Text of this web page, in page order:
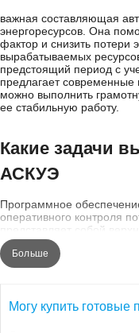
важная составляющая
энергоресурсов. Она
фактор и снизить потери
вырабатываемых
предстоящий период с
предлагает
можно выполнить
ее стабильную работу.
Какие задачи
АСКУЭ
Программное
оперативного контроля
представляет собой
совместно с нижним, к
другие аппаратные
передачи данных (УСПД)
информации. Сюда
включенных в систему.
Больше
Могу купить